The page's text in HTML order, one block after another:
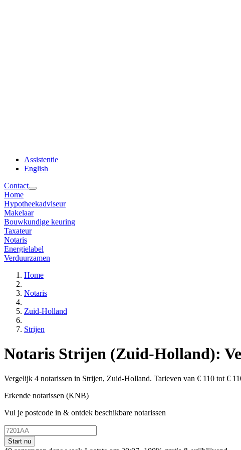
Assistentie
English
Contact
Home
Hypotheekadviseur
Makelaar
Bouwkundige keuring
Taxateur
Notaris
Energielabel
Verduurzamen
Home
Notaris
Zuid-Holland
Strijen
Notaris Strijen (Zuid-Holland):
Vergelijk 4 notarissen in Strijen, Zuid-Holland. Tarieven van € 110 tot €
Erkende notarissen (KNB)
Vul je postcode in & ontdek beschikbare notarissen
Start nu